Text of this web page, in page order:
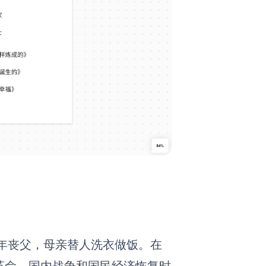
丧父，母亲替人洗衣做饭。在